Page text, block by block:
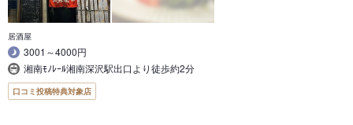
居酒屋
3001～4000円
湘南ﾓﾉﾚｰﾙ湘南深沢駅出口より徒歩約2分
口コミ投稿特典対象店